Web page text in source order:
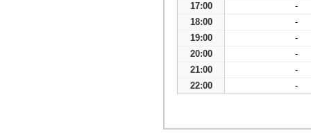
17:00
-
18:00
-
19:00
-
20:00
-
21:00
-
22:00
-